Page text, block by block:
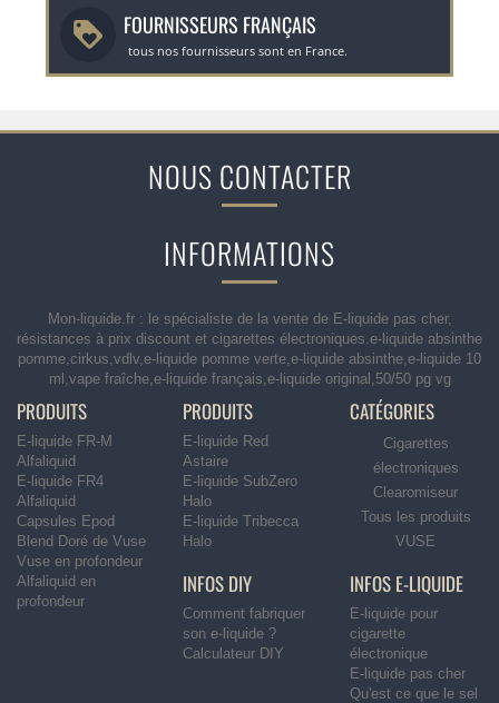
FOURNISSEURS FRANÇAIS
tous nos fournisseurs sont en France.
NOUS CONTACTER
INFORMATIONS
Mon-liquide.fr : le spécialiste de la vente de E-liquide pas cher,
résistances à prix discount et cigarettes électroniques.e-liquide absinthe
pomme,cirkus,vdlv,e-liquide pomme verte,e-liquide absinthe,e-liquide 10
ml,vape fraîche,e-liquide français,e-liquide original,50/50 pg vg
PRODUITS
E-liquide FR-M
Alfaliquid
E-liquide FR4
Alfaliquid
Capsules Epod
Blend Doré de Vuse
Vuse en profondeur
Alfaliquid en
profondeur
PRODUITS
E-liquide Red
Astaire
E-liquide SubZero
Halo
E-liquide Tribecca
Halo
CATÉGORIES
Cigarettes
électroniques
Clearomiseur
Tous les produits
VUSE
INFOS DIY
Comment fabriquer
son e-liquide ?
Calculateur DIY
INFOS E-LIQUIDE
E-liquide pour
cigarette
électronique
E-liquide pas cher
Qu'est ce que le sel